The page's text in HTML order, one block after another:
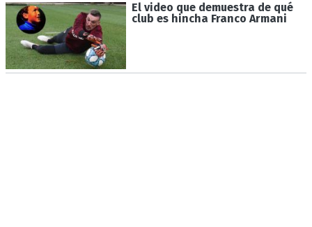
El video que demuestra de qué
club es hincha Franco Armani